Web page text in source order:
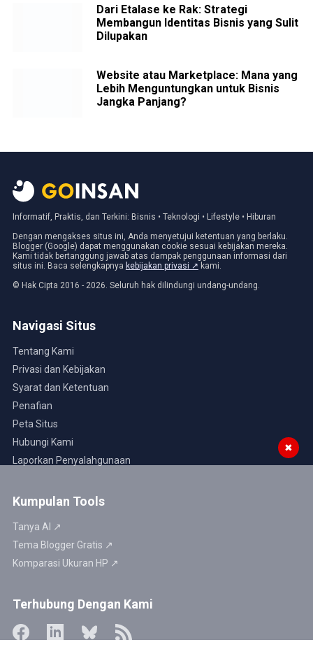
Dari Etalase ke Rak: Strategi
Membangun Identitas Bisnis yang Sulit
Dilupakan
Website atau Marketplace: Mana yang
Lebih Menguntungkan untuk Bisnis
Jangka Panjang?
Informatif, Praktis, dan Terkini: Bisnis • Teknologi • Lifestyle • Hiburan
Dengan mengakses situs ini, Anda menyetujui ketentuan yang berlaku.
Blogger (Google) dapat menggunakan cookie sesuai kebijakan mereka.
Kami tidak bertanggung jawab atas dampak penggunaan informasi dari
situs ini. Baca selengkapnya kebijakan privasi ↗ kami.
© Hak Cipta 2016 - 2026. Seluruh hak dilindungi undang-undang.
Navigasi Situs
Tentang Kami
Privasi dan Kebijakan
Syarat dan Ketentuan
Penafian
Peta Situs
Hubungi Kami
Laporkan Penyalahgunaan
Kumpulan Tools
Tanya AI ↗
Tema Blogger Gratis ↗
Komparasi Ukuran HP ↗
Terhubung Dengan Kami
✖